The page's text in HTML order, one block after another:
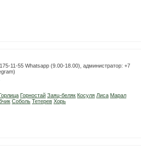
11-55 Whatsapp (9.00-18.00), администратор: +7
Горностай Заяц-беляк Косуля Лиса Марал
Соболь Тетерев Хорь